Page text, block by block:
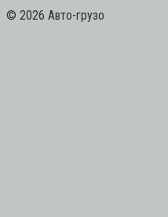
© 2026 Авто-грузо